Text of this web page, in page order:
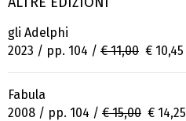
gli Adelphi
2023 / pp. 104 / € 11,00 € 10,45
Fabula
2008 / pp. 104 / € 15,00 € 14,25